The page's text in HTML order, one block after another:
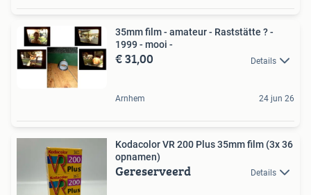
35mm film - amateur - Raststätte ? -
1999 - mooi -
€ 31,00 Details
Arnhem 24 jun 26
Kodacolor VR 200 Plus 35mm film (3x 36
opnamen)
Gereserveerd Details